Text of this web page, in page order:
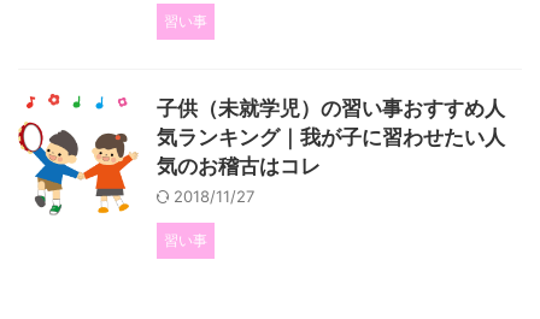
習い事
子供（未就学児）の習い事おすすめ人
気ランキング｜我が子に習わせたい人
気のお稽古はコレ
2018/11/27
習い事